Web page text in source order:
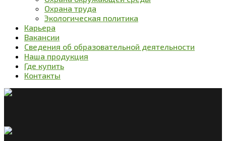
Охрана труда
Экологическая политика
Карьера
Вакансии
Сведения об образовательной деятельности
Наша продукция
Где купить
Контакты